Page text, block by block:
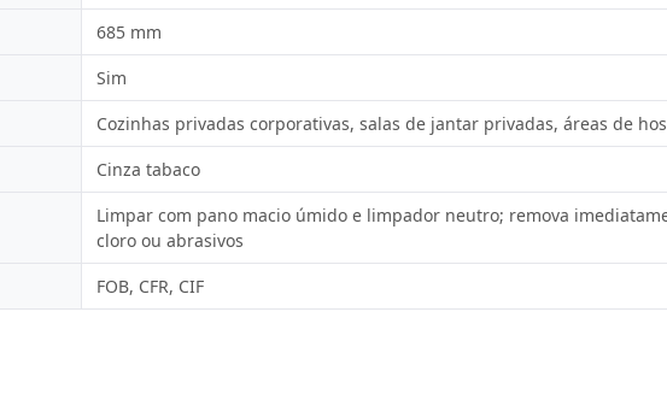
685 mm
Sim
Cozinhas privadas corporativas, salas de jantar privadas, áreas de
Cinza tabaco
Limpar com pano macio úmido e limpador neutro; remova
cloro ou abrasivos
FOB, CFR, CIF